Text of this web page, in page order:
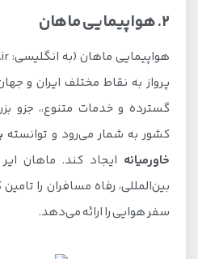
2. هواپیمایی ماهان
پرواز به نقاط مختلف ایران و
گسترده و خدمات متنوع،، جزو
کشور به شمار می‌رود و توانسته
خاورمیانه ایجاد کند. ماهان ایر
بین‌المللی، رفاه مسافران را
سفر هوایی را ارائه می‌دهد.